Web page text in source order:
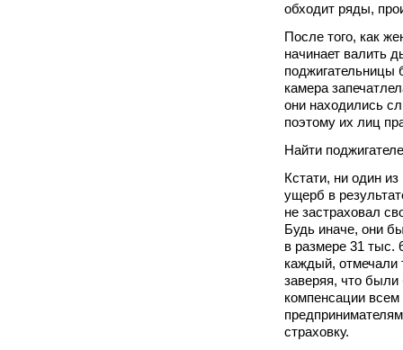
обходит ряды,
После того, как
начинает валить
поджигательницы
камера
они находились
поэтому их лиц
Найти
Кстати, ни один
ущерб в
не застраховал
Будь иначе, они
в размере 31 тыс.
каждый, отмечали
заверяя, что
компенсации
страховку.